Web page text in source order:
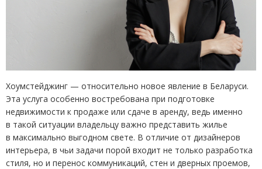
Хоумстейджинг — относительно новое явление в Беларуси.
Эта услуга особенно востребована при подготовке
недвижимости к продаже или сдаче в аренду, ведь именно
в такой ситуации владельцу важно представить жилье
в максимально выгодном свете. В отличие от дизайнеров
интерьера, в чьи задачи порой входит не только разработка
стиля, но и перенос коммуникаций, стен и дверных проемов,